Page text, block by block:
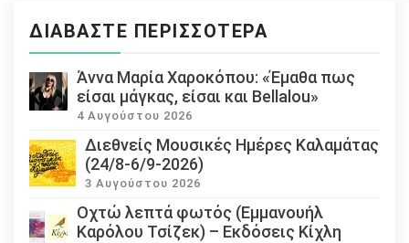
ΔΙΑΒΆΣΤΕ ΠΕΡΙΣΣΌΤΕΡΑ
Άννα Μαρία Χαροκόπου: «Έμαθα πως
είσαι μάγκας, είσαι και Bellalou»
4 Αυγούστου 2026
Διεθνείς Μουσικές Ημέρες Καλαμάτας
(24/8-6/9-2026)
3 Αυγούστου 2026
Οχτώ λεπτά φωτός (Εμμανουήλ
Καρόλου Τσίζεκ) – Εκδόσεις Κίχλη